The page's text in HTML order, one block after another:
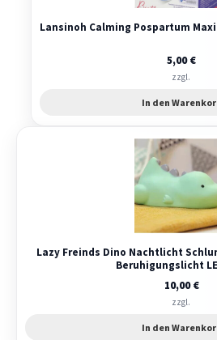
Lansinoh Calming Pospartum
5,00€
zzgl.
In den
Lazy Freinds Dino Nachtlicht
Beruhigungslicht
10,00€
zzgl.
In den